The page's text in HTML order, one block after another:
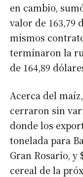
en cambio,
valor de 163,79
mismos
terminaron la
de 164,89
Acerca del
cerraron sin
donde los
tonelada para
Gran Rosario, y
cereal de la